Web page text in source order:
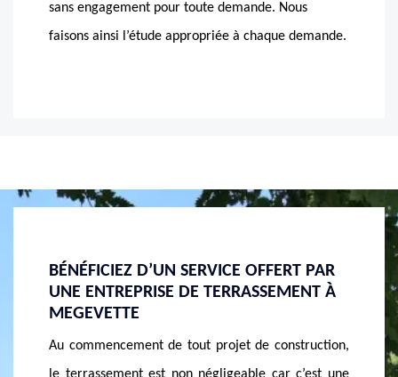
sans engagement pour toute demande. Nous
faisons ainsi l’étude appropriée à chaque demande.
BÉNÉFICIEZ D’UN SERVICE OFFERT PAR
UNE ENTREPRISE DE TERRASSEMENT À
MEGEVETTE
Au commencement de tout projet de construction, de